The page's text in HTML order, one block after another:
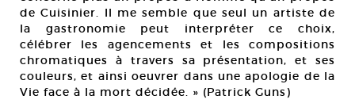
de Cuisinier. Il me semble que seul un artiste de
la gastronomie peut interpréter ce choix,
célébrer les agencements et les compositions
chromatiques à travers sa présentation, et ses
couleurs, et ainsi oeuvrer dans une apologie de la
Vie face à la mort décidée. » (Patrick Guns)